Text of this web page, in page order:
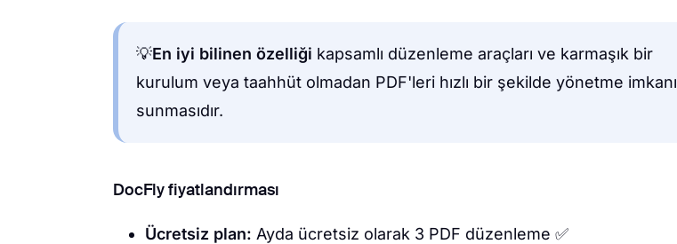
💡En iyi bilinen özelliği kapsamlı düzenleme araçları ve karmaşık bir
kurulum veya taahhüt olmadan PDF'leri hızlı bir şekilde yönetme imkanı
sunmasıdır.
DocFly fiyatlandırması
Ücretsiz plan: Ayda ücretsiz olarak 3 PDF düzenleme ✅